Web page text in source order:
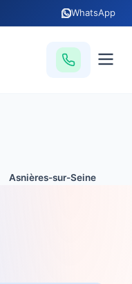
WhatsApp
Asnières-sur-Seine